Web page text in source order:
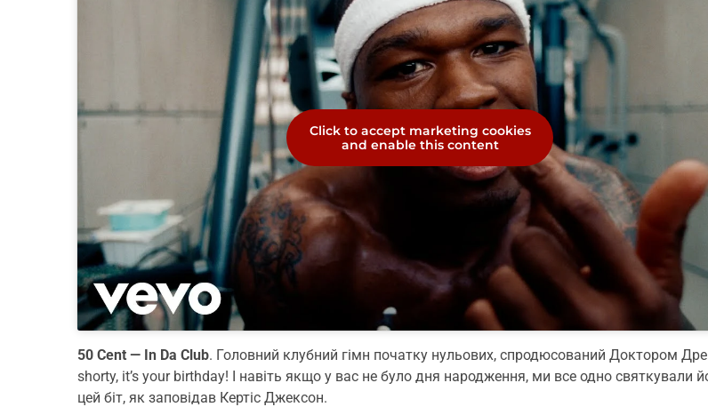
Click to accept marketing cookies
and enable this content
50 Cent — In Da Club. Головний клубний гімн початку нульових, спродюсований Доктором
shorty, it’s your birthday! І навіть якщо у вас не було дня народження, ми все одно святкували
цей біт, як заповідав Кертіс Джексон.